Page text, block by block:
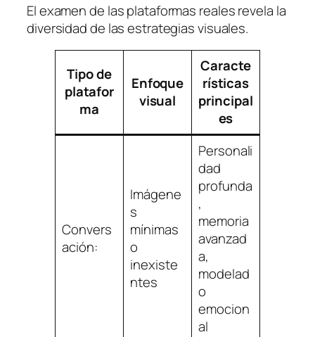
El examen de las plataformas reales revela la
diversidad de las estrategias visuales.
Tipo de
platafor
ma
Enfoque
visual
Caracte
rísticas
principal
es
Convers
ación:
Imágene
s
mínimas
o
inexiste
ntes
Personali
dad
profunda
,
memoria
avanzad
a,
modelad
o
emocion
al